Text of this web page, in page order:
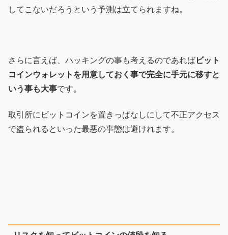
してこないだろうという予測は立てられますね。
さらに言えば、ハッキングの事も考えるのであればビット
コインウォレットを用意しておく事で完全に手元に移すと
いう事も大事です。
取引所にビットコインを置きっぱなしにして不正アクセス
で盗られるといった最悪の事態は避けれます。